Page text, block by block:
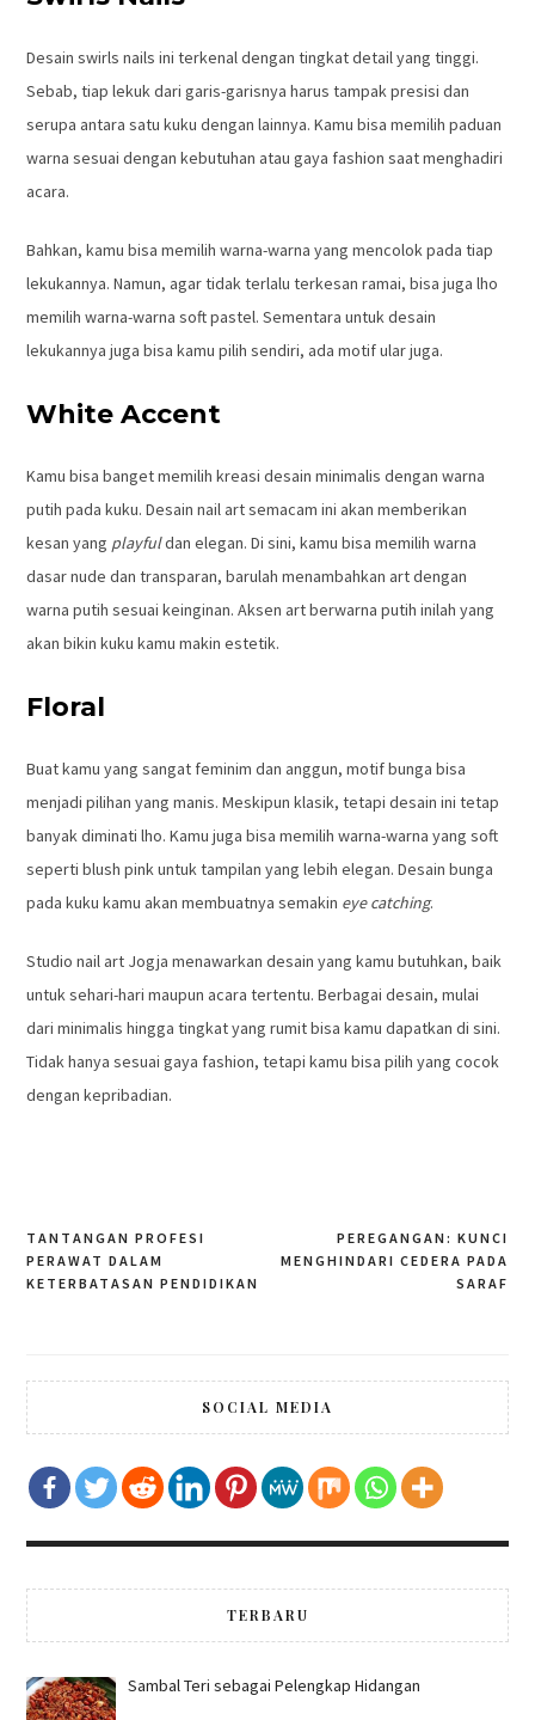
Desain swirls nails ini terkenal dengan tingkat detail yang tinggi.
Sebab, tiap lekuk dari garis-garisnya harus tampak presisi dan
serupa antara satu kuku dengan lainnya. Kamu bisa memilih paduan
warna sesuai dengan kebutuhan atau gaya fashion saat menghadiri
acara.
Bahkan, kamu bisa memilih warna-warna yang mencolok pada tiap
lekukannya. Namun, agar tidak terlalu terkesan ramai, bisa juga lho
memilih warna-warna soft pastel. Sementara untuk desain
lekukannya juga bisa kamu pilih sendiri, ada motif ular juga.
White Accent
Kamu bisa banget memilih kreasi desain minimalis dengan warna
putih pada kuku. Desain nail art semacam ini akan memberikan
kesan yang playfuldan elegan. Di sini, kamu bisa memilih warna
dasar nude dan transparan, barulah menambahkan art dengan
warna putih sesuai keinginan. Aksen art berwarna putih inilah yang
akan bikin kuku kamu makin estetik.
Floral
Buat kamu yang sangat feminim dan anggun, motif bunga bisa
menjadi pilihan yang manis. Meskipun klasik, tetapi desain ini tetap
banyak diminati lho. Kamu juga bisa memilih warna-warna yang soft
seperti blush pink untuk tampilan yang lebih elegan. Desain bunga
pada kuku kamu akan membuatnya semakin eye catching.
Studio nail art Jogja menawarkan desain yang kamu butuhkan, baik
untuk sehari-hari maupun acara tertentu. Berbagai desain, mulai
dari minimalis hingga tingkat yang rumit bisa kamu dapatkan di sini.
Tidak hanya sesuai gaya fashion, tetapi kamu bisa pilih yang cocok
dengan kepribadian.
Post
navigation
PEREGANGAN: KUNCI
MENGHINDARI CEDERA PADA
SARAF
TANTANGAN PROFESI
PERAWAT DALAM
KETERBATASAN PENDIDIKAN
SOCIAL MEDIA
TERBARU
Sambal Teri sebagai Pelengkap Hidangan